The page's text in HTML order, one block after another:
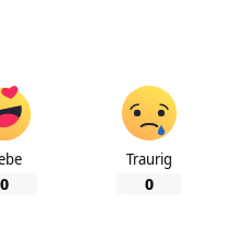
0
Traurig
0